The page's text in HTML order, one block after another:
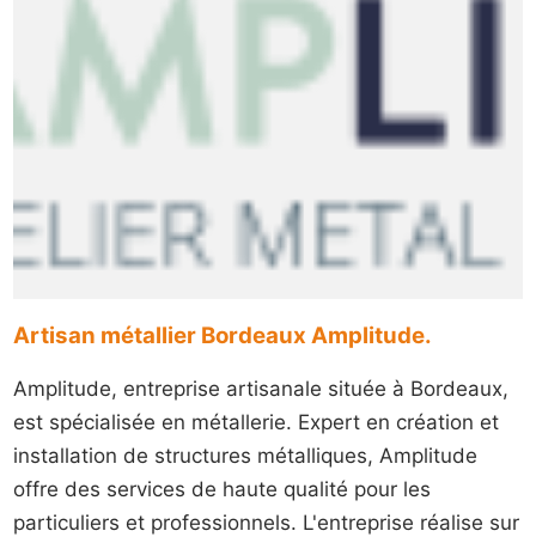
Artisan métallier Bordeaux Amplitude.
Amplitude, entreprise artisanale située à Bordeaux,
est spécialisée en métallerie. Expert en création et
installation de structures métalliques, Amplitude
offre des services de haute qualité pour les
particuliers et professionnels. L'entreprise réalise sur